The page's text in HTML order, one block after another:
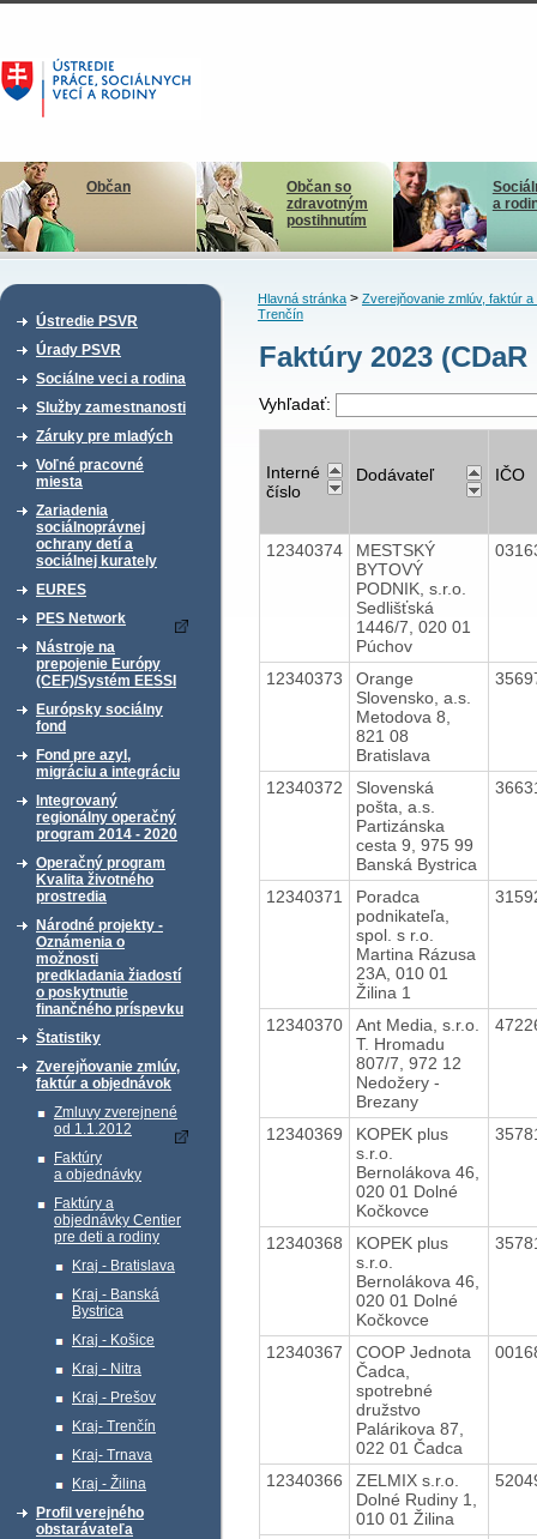
Občan
Občan so
zdravotným
postihnutím
a
Ústredie PSVR
Úrady PSVR
Sociálne veci a rodina
Služby zamestnanosti
Záruky pre mladých
Voľné pracovné
miesta
Zariadenia
sociálnoprávnej
ochrany detí a
sociálnej kurately
EURES
PES Network
Nástroje na
prepojenie Európy
(CEF)/Systém EESSI
Európsky sociálny
fond
Fond pre azyl,
migráciu a integráciu
Integrovaný
regionálny operačný
program 2014 - 2020
Operačný program
Kvalita životného
prostredia
Národné projekty -
Oznámenia o
možnosti
predkladania žiadostí
o poskytnutie
finančného príspevku
Štatistiky
Zverejňovanie zmlúv,
faktúr a objednávok
Zmluvy zverejnené
od 1.1.2012
Faktúry
a objednávky
Faktúry a
objednávky Centier
pre deti a rodiny
Kraj - Bratislava
Kraj - Banská
Bystrica
Kraj - Košice
Kraj - Nitra
Kraj - Prešov
Kraj- Trenčín
Kraj- Trnava
Kraj - Žilina
Profil verejného
obstarávateľa
Hlavná stránka> Zverejňovanie zmlúv, faktúr a
Trenčín
Faktúry 2023
Vyhľadať:
Interné
číslo
Dodávateľ IČO
12340374
MESTSKÝ
BYTOVÝ
PODNIK, s.r.o.
Sedlišťská
1446/7, 020 01
Púchov
12340373
Orange
Slovensko, a.s.
Metodova 8,
821 08
Bratislava
12340372
Slovenská
pošta, a.s.
Partizánska
cesta 9, 975 99
Banská Bystrica
12340371
Poradca
podnikateľa,
spol. s r.o.
Martina Rázusa
23A, 010 01
Žilina 1
12340370
Ant Media, s.r.o.
T. Hromadu
807/7, 972 12
Nedožery -
Brezany
12340369
KOPEK plus
s.r.o.
Bernolákova 46,
020 01 Dolné
Kočkovce
12340368
KOPEK plus
s.r.o.
Bernolákova 46,
020 01 Dolné
Kočkovce
12340367
COOP Jednota
Čadca,
spotrebné
družstvo
Palárikova 87,
022 01 Čadca
12340366
ZELMIX s.r.o.
Dolné Rudiny 1,
010 01 Žilina